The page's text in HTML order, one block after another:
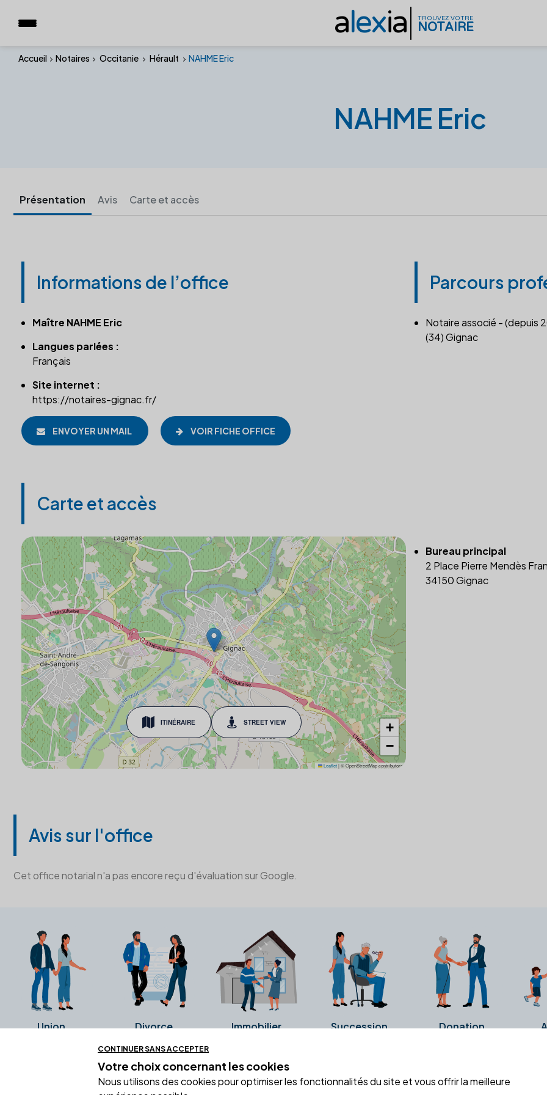
alexia TROUVEZ VOTRE
NOTAIRE
Accueil Notaires Occitanie Hérault NAHME Eric
NAHME Eric
Présentation Avis Carte et accès
Informations de l’office
Maître NAHME Eric
Langues parlées :
Français
Site internet :
https://notaires-gignac.fr/
ENVOYER UN MAIL VOIR FICHE OFFICE
Parcours
Notaire associé - (depuis
(34) Gignac
Carte et accès
ITINÉRAIRE STREET VIEW
+
−
Leaflet |© OpenStreetMap contributors
Bureau principal
2 Place Pierre Mendès
34150 Gignac
Avis sur l'office
Cet office notarial n'a pas encore reçu d'évaluation sur Google.
Union Divorce Immobilier Succession Donation
Ces avis proviennent directement de la fiche Google Business de l'office notarial. Ils n'ont ni
CONTINUER SANS ACCEPTER
Votre choix concernant les cookies
Nous utilisons des cookies pour optimiser les fonctionnalités du site et vous offrir la meilleure